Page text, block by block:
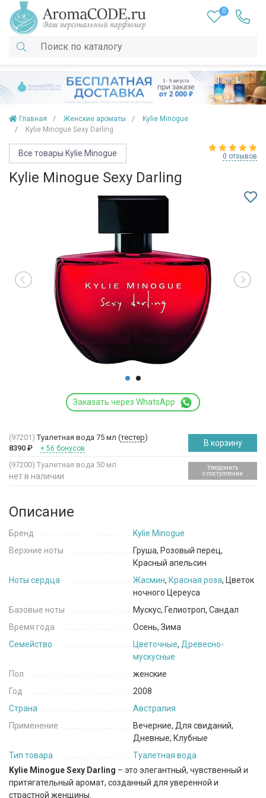
0
Главная Женские ароматы
Kylie Minogue
Kylie Minogue Sexy Darling
Все товары Kylie Minogue 0 отзывов
Kylie Minogue Sexy Darling
Заказать через WhatsApp
(97201) Туалетная вода 75 мл (тестер)
8390 ₽ + 56 бонусов
В корзину
(97200) Туалетная вода 50 мл
нет в наличии
Уведомить
о поступлении
Описание
Бренд
Kylie Minogue
Верхние ноты
Груша, Розовый перец,
Красный апельсин
Ноты сердца
Жасмин, Красная роза, Цветок
ночного Цереуса
Базовые ноты
Мускус, Гелиотроп, Сандал
Время года
Осень, Зима
Семейство
Цветочные, Древесно-
мускусные
Пол
женские
Год
2008
Страна
Австралия
Применение
Вечерние, Для свиданий,
Дневные, Клубные
Тип товара
Туалетная вода
Kylie Minogue Sexy Darling – это элегантный, чувственный и
притягательный аромат, созданный для уверенной и
страстной женщины.